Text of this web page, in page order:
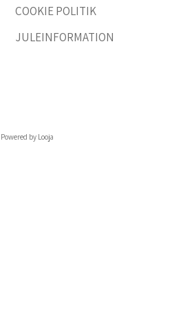
COOKIE POLITIK
JULEINFORMATION
by Looja